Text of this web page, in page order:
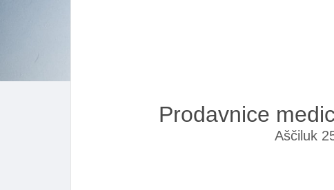
Prodavnice
Aščiluk